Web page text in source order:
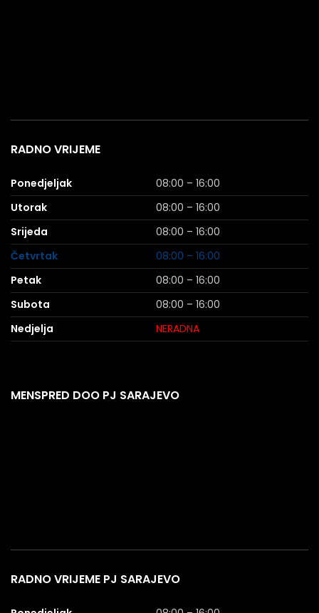
RADNO VRIJEME
Ponedjeljak
08:00 – 16:00
Utorak
08:00 – 16:00
Srijeda
08:00 – 16:00
Četvrtak
08:00 – 16:00
Petak
08:00 – 16:00
Subota
08:00 – 16:00
Nedjelja
NERADNA
MENSPRED DOO PJ SARAJEVO
RADNO VRIJEME PJ SARAJEVO